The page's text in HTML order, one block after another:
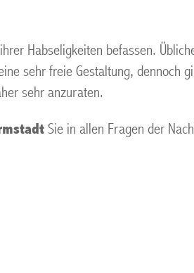
Habseligkeiten befassen.
sehr freie Gestaltung, dennoch
sehr anzuraten.
Sie in allen Fragen der